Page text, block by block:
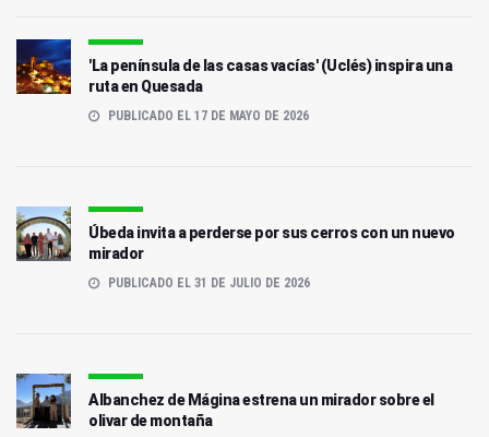
'La península de las casas vacías' (Uclés) inspira una
ruta en Quesada
PUBLICADO EL 17 DE MAYO DE 2026
Úbeda invita a perderse por sus cerros con un nuevo
mirador
PUBLICADO EL 31 DE JULIO DE 2026
Albanchez de Mágina estrena un mirador sobre el
olivar de montaña